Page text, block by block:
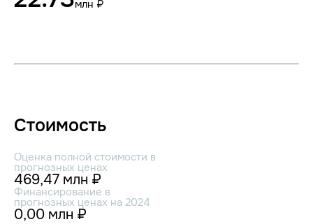
млн ₽
Стоимость
Оценка полной стоимости в
прогнозных ценах
469,47 млн ₽
Финансирование в
прогнозных ценах на 2024
0,00 млн ₽